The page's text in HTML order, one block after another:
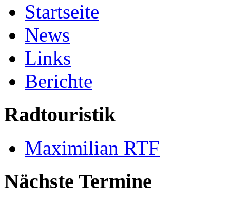
Startseite
News
Links
Berichte
Radtouristik
Maximilian RTF
Nächste Termine